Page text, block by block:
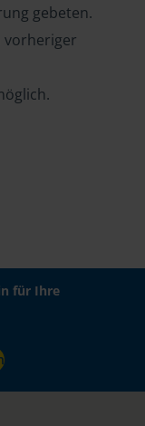
gebeten.
vorheriger
für Ihre